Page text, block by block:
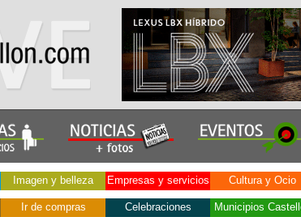
Imagen y belleza Empresas y servicios Cultura y Ocio
Ir de compras Celebraciones Municipios